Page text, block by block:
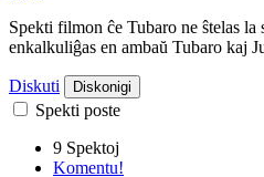
Spekti filmon ĉe Tubaro ne ŝtelas
enkalkuliĝas en ambaŭ Tubaro kaj
Diskuti Diskonigi
Spekti poste
9 Spektoj
Komentu!